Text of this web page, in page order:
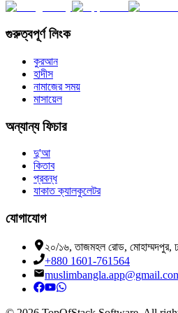
গুরুত্বপূর্ণ লিংক
কুরআন
হাদীস
নামাজের সময়
মাসায়েল
অন্যান্য ফিচার
দু'আ
কিতাব
প্রবন্ধ
যাকাত ক্যালকুলেটর
যোগাযোগ
২০/১৬, তাজমহল রোড, মোহাম্মদপুর,
+880 1601-761564